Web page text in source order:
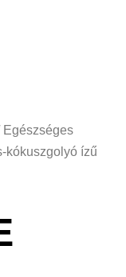
Egészséges
kókuszgolyó ízű